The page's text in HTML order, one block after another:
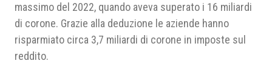
massimo del 2022, quando aveva superato i 16 miliardi
di corone. Grazie alla deduzione le aziende hanno
risparmiato circa 3,7 miliardi di corone in imposte sul
reddito.